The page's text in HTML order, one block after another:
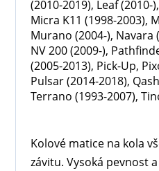
(2010-2019), Leaf (2010-
Micra K11 (1998-2003),
Murano (2004-), Navara
NV 200 (2009-),
(2005-2013), Pick-Up,
Pulsar (2014-2018),
Terrano (1993-2007),
Kolové matice na kola
závitu. Vysoká pevnost